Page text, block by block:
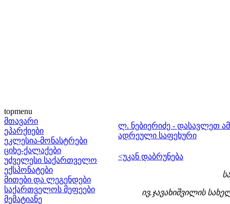
topmenu
მთავარი
ეპარქიები
ეკლესია-მონასტრები
ციხე-ქალაქები
უძველესი საქართველო
ექსპონატები
მითები და ლეგენდები
საქართველოს მეფეები
მემატიანე
ლ. ნებიერიძე - დასავლეთ
ადრეული საფეხური
<უკან დაბრუნება
ივ.ჯავახიშვილის